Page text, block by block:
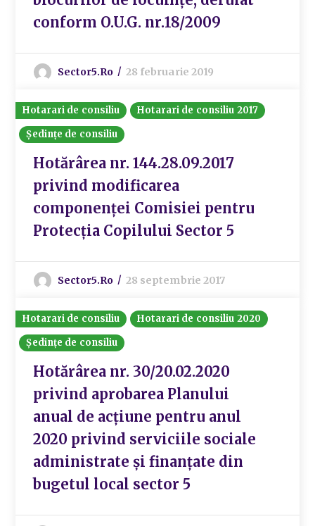
conform O.U.G. nr.18/2009
Sector5.ro 28 februarie 2019
Hotarari de consiliu
Hotarari de consiliu 2017
Ședințe de consiliu
Hotărârea nr. 144.28.09.2017
privind modificarea
componenței Comisiei pentru
Protecția Copilului Sector 5
Sector5.ro 28 septembrie 2017
Hotarari de consiliu
Hotarari de consiliu 2020
Ședințe de consiliu
Hotărârea nr. 30/20.02.2020
privind aprobarea Planului
anual de acțiune pentru anul
2020 privind serviciile sociale
administrate și finanțate din
bugetul local sector 5